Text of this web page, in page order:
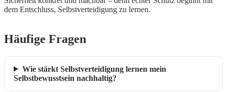
dem Entschluss, Selbstverteidigung zu lernen.
Häufige Fragen
Wie stärkt Selbstverteidigung lernen mein
Selbstbewusstsein nachhaltig?